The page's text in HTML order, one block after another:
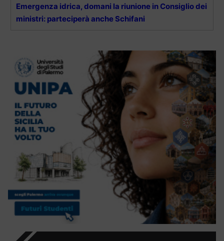
Emergenza idrica, domani la riunione in Consiglio dei
ministri: parteciperà anche Schifani